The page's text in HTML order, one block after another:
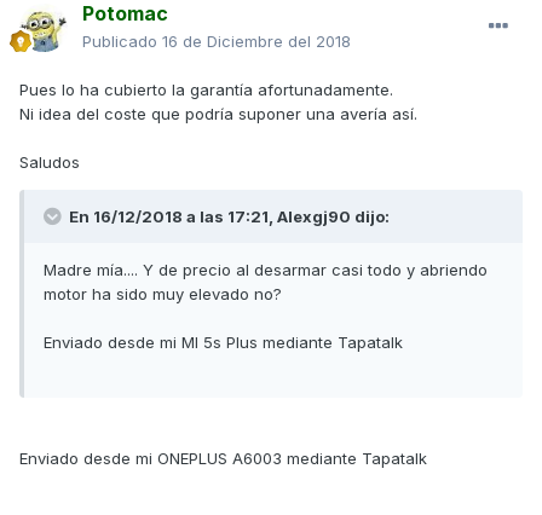
Potomac
Publicado 16 de Diciembre del 2018
Pues lo ha cubierto la garantía afortunadamente.
Ni idea del coste que podría suponer una avería así.
Saludos
En 16/12/2018 a las 17:21, Alexgj90 dijo:
Madre mía.... Y de precio al desarmar casi todo y abriendo
motor ha sido muy elevado no?
Enviado desde mi MI 5s Plus mediante Tapatalk
Enviado desde mi ONEPLUS A6003 mediante Tapatalk